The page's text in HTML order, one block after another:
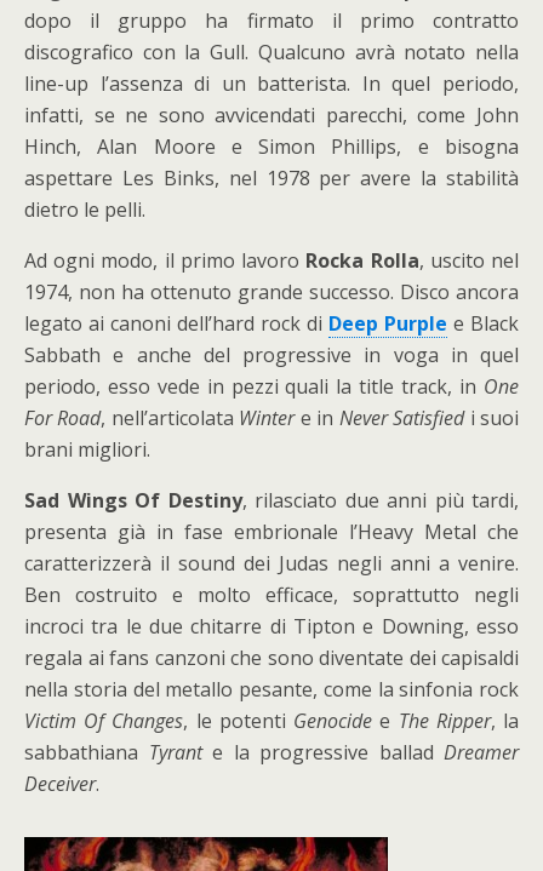
dopo il gruppo ha firmato il primo contratto
discografico con la Gull. Qualcuno avrà notato nella
line-up l’assenza di un batterista. In quel periodo,
infatti, se ne sono avvicendati parecchi, come John
Hinch, Alan Moore e Simon Phillips, e bisogna
aspettare Les Binks, nel 1978 per avere la stabilità
dietro le pelli.
Ad ogni modo, il primo lavoro Rocka Rolla, uscito nel
1974, non ha ottenuto grande successo. Disco ancora
legato ai canoni dell’hard rock di Deep Purple e Black
Sabbath e anche del progressive in voga in quel
periodo, esso vede in pezzi quali la title track, in One
For Road, nell’articolata Wintere in Never Satisfiedi suoi
brani migliori.
Sad Wings Of Destiny, rilasciato due anni più tardi,
presenta già in fase embrionale l’Heavy Metal che
caratterizzerà il sound dei Judas negli anni a venire.
Ben costruito e molto efficace, soprattutto negli
incroci tra le due chitarre di Tipton e Downing, esso
regala ai fans canzoni che sono diventate dei capisaldi
nella storia del metallo pesante, come la sinfonia rock
Victim Of Changes, le potenti Genocide e The Ripper, la
sabbathiana Tyrante la progressive ballad Dreamer
Deceiver.